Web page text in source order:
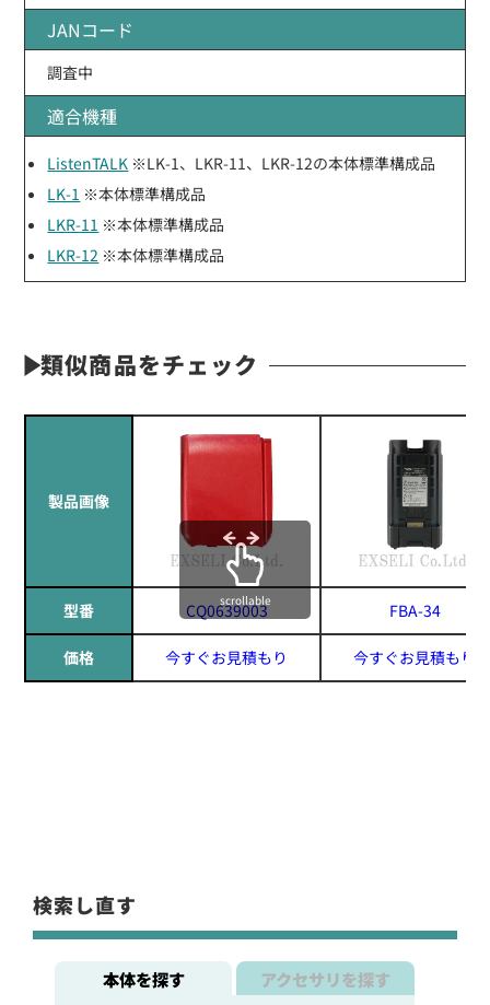
JANコード
調査中
適合機種
ListenTALK ※LK-1、LKR-11、LKR-12の本体標準構成品
LK-1 ※本体標準構成品
LKR-11 ※本体標準構成品
LKR-12 ※本体標準構成品
類似商品をチェック
製品画像
型番 CQ0639003 FBA-34
価格 今すぐお見積もり 今すぐお見積もり
scrollable
検索し直す
本体を探す アクセサリを探す